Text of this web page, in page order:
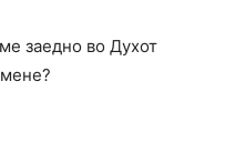
заедно во Духот